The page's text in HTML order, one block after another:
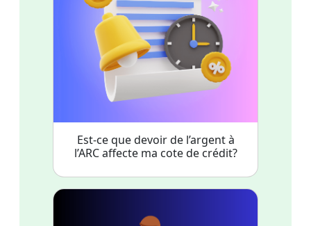
Est-ce que devoir de l’argent à
l’ARC affecte ma cote de crédit?